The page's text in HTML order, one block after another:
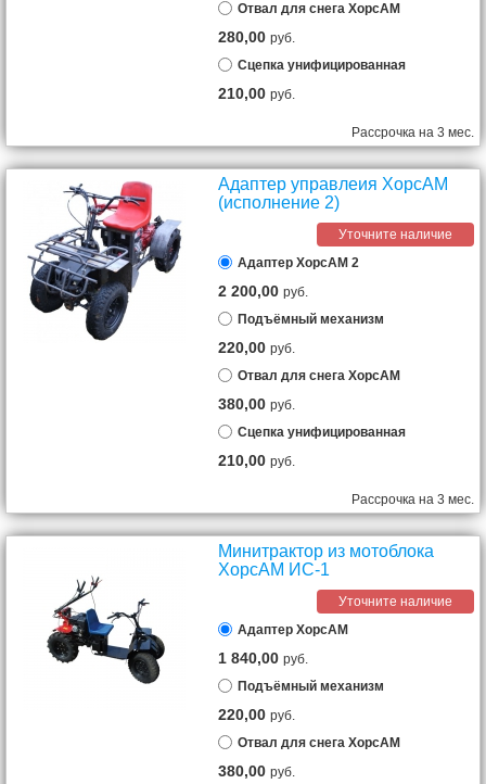
Отвал для снега ХорсАМ
280,00руб.
Сцепка унифицированная
210,00руб.
Рассрочка на 3 мес.
Адаптер управлеия ХорсАМ
(исполнение 2)
Уточните наличие
Адаптер ХорсАМ 2
2 200,00руб.
Подъёмный механизм
220,00руб.
Отвал для снега ХорсАМ
380,00руб.
Сцепка унифицированная
210,00руб.
Рассрочка на 3 мес.
Минитрактор из мотоблока
ХорсАМ ИС-1
Уточните наличие
Адаптер ХорсАМ
1 840,00руб.
Подъёмный механизм
220,00руб.
Отвал для снега ХорсАМ
380,00руб.